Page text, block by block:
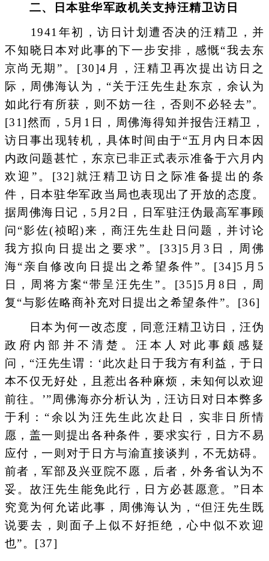
二、日本驻华军政机关支持汪精卫访日
1941年初，访日计划遭否决的汪精卫，并
不知晓日本对此事的下一步安排，感慨“我去东
京尚无期”。[30]4月，汪精卫再次提出访日之
际，周佛海认为，“关于汪先生赴东京，余认为
如此行有所获，则不妨一往，否则不必轻去”。
[31]然而，5月1日，周佛海得知并报告汪精卫，
访日事出现转机，具体时间由于“五月内日本因
内政问题甚忙，东京已非正式表示准备于六月内
欢迎”。[32]就汪精卫访日之际准备提出的条
件，日本驻华军政当局也表现出了开放的态度。
据周佛海日记，5月2日，日军驻汪伪最高军事顾
问“影佐(祯昭)来，商汪先生赴日问题，并讨论
我方拟向日提出之要求”。[33]5月3日，周佛
海“亲自修改向日提出之希望条件”。[34]5月5
日，周将方案“带呈汪先生”。[35]5月8日，周
复“与影佐略商补充对日提出之希望条件”。[36]
日本为何一改态度，同意汪精卫访日，汪伪
政府内部并不清楚。汪本人对此事颇感疑
问，“汪先生谓：‘此次赴日于我方有利益，于日
本不仅无好处，且惹出各种麻烦，未知何以欢迎
前往。’”周佛海亦分析认为，汪访日对日本弊多
于利：“余以为汪先生此次赴日，实非日所情
愿，盖一则提出各种条件，要求实行，日方不易
应付，一则对于日方与渝直接谈判，不无妨碍。
前者，军部及兴亚院不愿，后者，外务省认为不
妥。故汪先生能免此行，日方必甚愿意。”日本
究竟为何允诺此事，周佛海认为，“但汪先生既
说要去，则面子上似不好拒绝，心中似不欢迎
也”。[37]